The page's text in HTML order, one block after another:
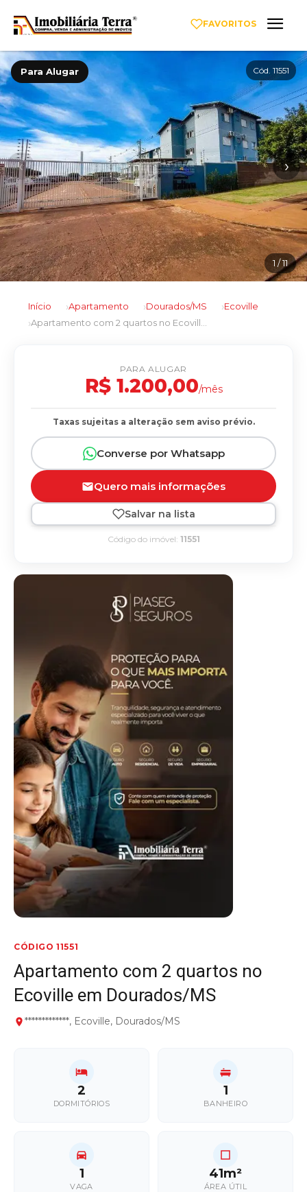
FAVORITOS
Para Alugar Cód. 11551
‹ ›
1 / 11
Início Apartamento Dourados/MS
Ecoville
CÓDIGO 11551
Apartamento com 2 quartos no
Ecoville em Dourados/MS
*************, Ecoville, Dourados/MS
2
DORMITÓRIOS
1
BANHEIRO
1
VAGA
41m²
ÁREA ÚTIL
PARA ALUGAR
R$ 1.200,00/mês
Taxas sujeitas a alteração sem aviso prévio.
Converse por Whatsapp
Quero mais informações
Salvar na lista
Código do imóvel: 11551